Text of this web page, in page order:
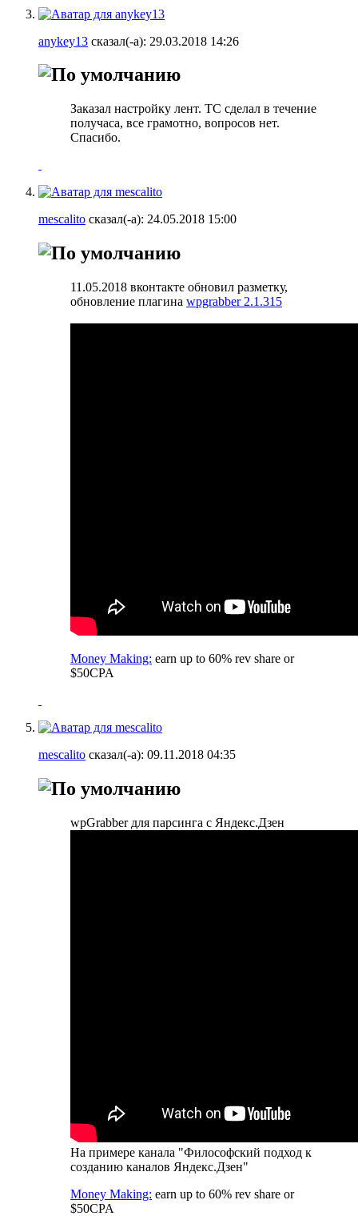
anykey13 сказал(-а): 29.03.2018 14:26
Заказал настройку лент. ТС сделал в течение
получаса, все грамотно, вопросов нет.
Спасибо.
mescalito сказал(-а): 24.05.2018 15:00
11.05.2018 вконтакте обновил разметку,
обновление плагина wpgrabber 2.1.315
Money Making: earn up to 60% rev share or
$50CPA
mescalito сказал(-а): 09.11.2018 04:35
wpGrabber для парсинга с Яндекс.Дзен
На примере канала "Философский подход к
созданию каналов Яндекс.Дзен"
Money Making: earn up to 60% rev share or
$50CPA